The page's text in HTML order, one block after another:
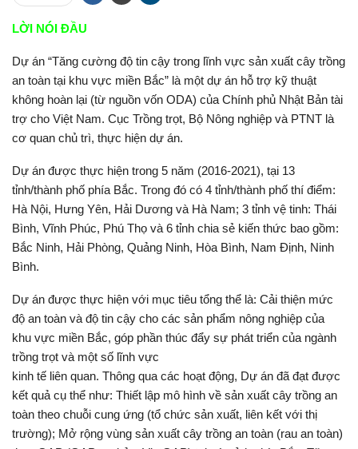
LỜI NÓI ĐẦU
Dự án “Tăng cường độ tin cậy trong lĩnh vực sản xuất cây trồng
an toàn tại khu vực miền Bắc” là một dự án hỗ trợ kỹ thuật
không hoàn lại (từ nguồn vốn ODA) của Chính phủ Nhật Bản tài
trợ cho Việt Nam. Cục Trồng trọt, Bộ Nông nghiệp và PTNT là
cơ quan chủ trì, thực hiện dự án.
Dự án được thực hiện trong 5 năm (2016-2021), tại 13
tỉnh/thành phố phía Bắc. Trong đó có 4 tỉnh/thành phố thí điểm:
Hà Nội, Hưng Yên, Hải Dương và Hà Nam; 3 tỉnh vệ tinh: Thái
Bình, Vĩnh Phúc, Phú Thọ và 6 tỉnh chia sẻ kiến thức bao gồm:
Bắc Ninh, Hải Phòng, Quảng Ninh, Hòa Bình, Nam Định, Ninh
Bình.
Dự án được thực hiện với mục tiêu tổng thể là: Cải thiện mức
độ an toàn và độ tin cậy cho các sản phẩm nông nghiệp của
khu vực miền Bắc, góp phần thúc đẩy sự phát triển của ngành
trồng trọt và một số lĩnh vực
kinh tế liên quan. Thông qua các hoạt động, Dự án đã đạt được
kết quả cụ thể như: Thiết lập mô hình về sản xuất cây trồng an
toàn theo chuỗi cung ứng (tổ chức sản xuất, liên kết với thị
trường); Mở rộng vùng sản xuất cây trồng an toàn (rau an toàn)